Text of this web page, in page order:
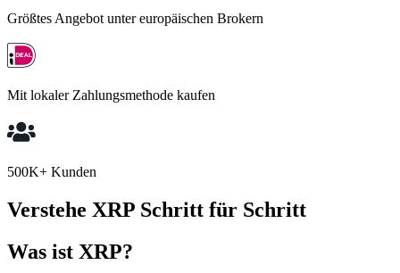
Größtes Angebot unter europäischen Brokern
Mit lokaler Zahlungsmethode kaufen
500K+ Kunden
Verstehe XRP Schritt für Schritt
Was ist XRP?